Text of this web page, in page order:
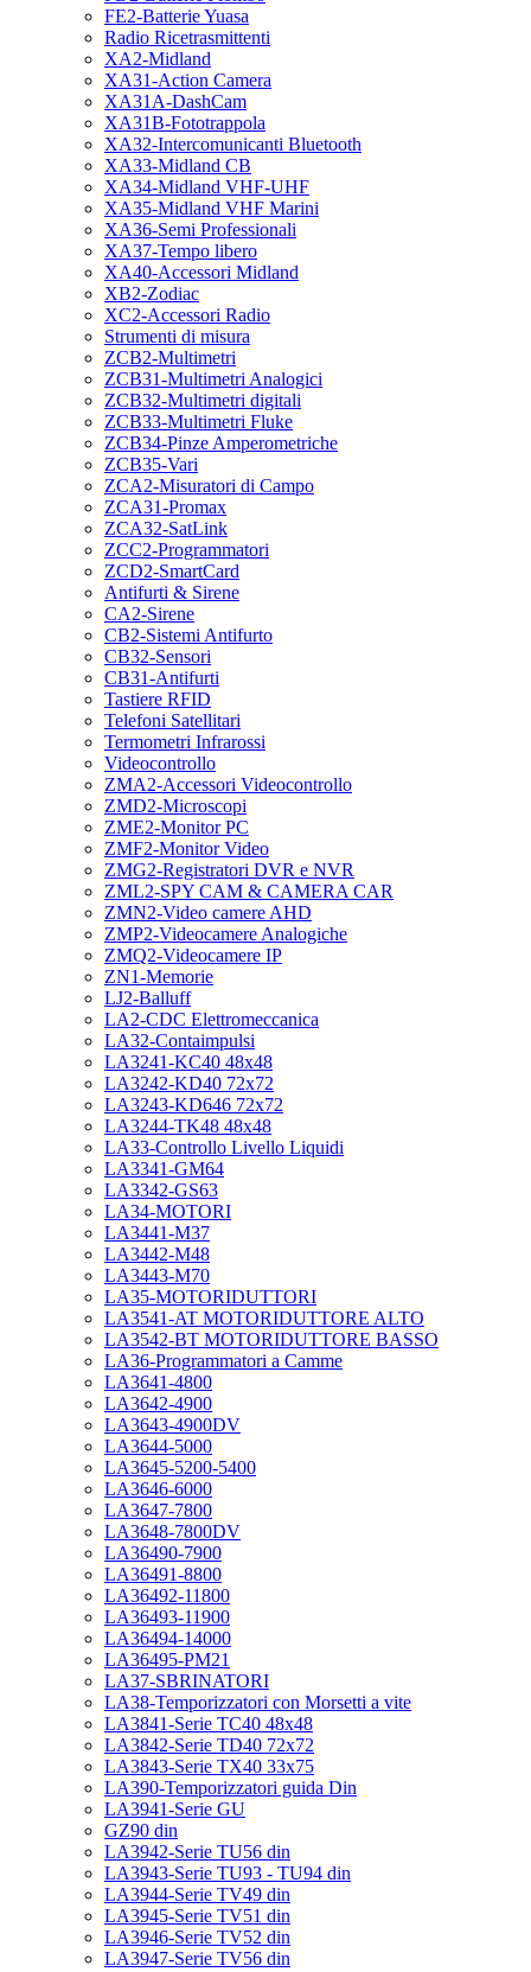
FE2-Batterie Yuasa
Radio Ricetrasmittenti
XA2-Midland
XA31-Action Camera
XA31A-DashCam
XA31B-Fototrappola
XA32-Intercomunicanti Bluetooth
XA33-Midland CB
XA34-Midland VHF-UHF
XA35-Midland VHF Marini
XA36-Semi Professionali
XA37-Tempo libero
XA40-Accessori Midland
XB2-Zodiac
XC2-Accessori Radio
Strumenti di misura
ZCB2-Multimetri
ZCB31-Multimetri Analogici
ZCB32-Multimetri digitali
ZCB33-Multimetri Fluke
ZCB34-Pinze Amperometriche
ZCB35-Vari
ZCA2-Misuratori di Campo
ZCA31-Promax
ZCA32-SatLink
ZCC2-Programmatori
ZCD2-SmartCard
Antifurti & Sirene
CA2-Sirene
CB2-Sistemi Antifurto
CB32-Sensori
CB31-Antifurti
Tastiere RFID
Telefoni Satellitari
Termometri Infrarossi
Videocontrollo
ZMA2-Accessori Videocontrollo
ZMD2-Microscopi
ZME2-Monitor PC
ZMF2-Monitor Video
ZMG2-Registratori DVR e NVR
ZML2-SPY CAM & CAMERA CAR
ZMN2-Video camere AHD
ZMP2-Videocamere Analogiche
ZMQ2-Videocamere IP
ZN1-Memorie
LJ2-Balluff
LA2-CDC Elettromeccanica
LA32-Contaimpulsi
LA3241-KC40 48x48
LA3242-KD40 72x72
LA3243-KD646 72x72
LA3244-TK48 48x48
LA33-Controllo Livello Liquidi
LA3341-GM64
LA3342-GS63
LA34-MOTORI
LA3441-M37
LA3442-M48
LA3443-M70
LA35-MOTORIDUTTORI
LA3541-AT MOTORIDUTTORE ALTO
LA3542-BT MOTORIDUTTORE BASSO
LA36-Programmatori a Camme
LA3641-4800
LA3642-4900
LA3643-4900DV
LA3644-5000
LA3645-5200-5400
LA3646-6000
LA3647-7800
LA3648-7800DV
LA36490-7900
LA36491-8800
LA36492-11800
LA36493-11900
LA36494-14000
LA36495-PM21
LA37-SBRINATORI
LA38-Temporizzatori con Morsetti a vite
LA3841-Serie TC40 48x48
LA3842-Serie TD40 72x72
LA3843-Serie TX40 33x75
LA390-Temporizzatori guida Din
LA3941-Serie GU
GZ90 din
LA3942-Serie TU56 din
LA3943-Serie TU93 - TU94 din
LA3944-Serie TV49 din
LA3945-Serie TV51 din
LA3946-Serie TV52 din
LA3947-Serie TV56 din